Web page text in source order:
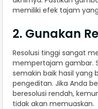
memiliki efek tajam
2. Gunakan
Resolusi tinggi sangat
mempertajam gambar.
semakin baik hasil yang
pengeditan. Jika Anda
beresolusi rendah,
tidak akan memuaskan.